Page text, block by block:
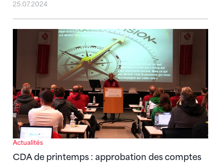
25.07.2024
Actualités
CDA de printemps : approbation des comptes
CDA de printemps : approbation des comptes